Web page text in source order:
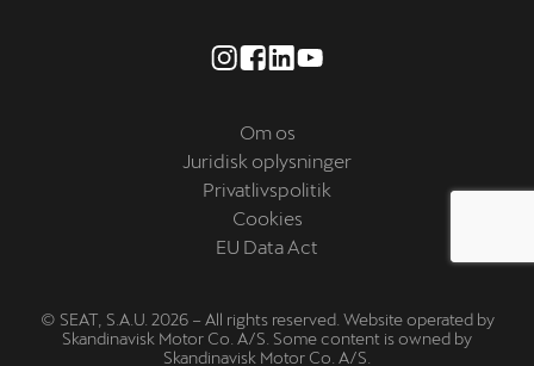
Om os
Juridisk oplysninger
Privatlivspolitik
Cookies
EU Data Act
© SEAT, S.A.U. 2026 – All rights reserved. Website operated by
Skandinavisk Motor Co. A/S. Some content is owned by
Skandinavisk Motor Co. A/S.